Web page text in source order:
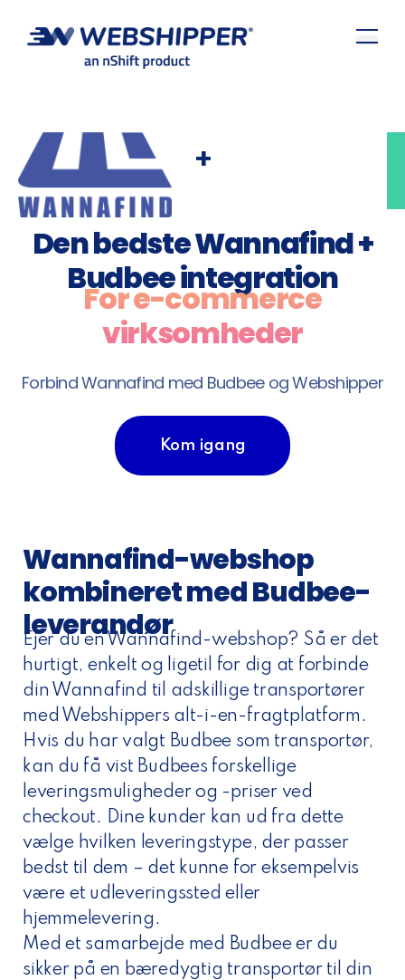
+
Den bedste Wannafind +
Budbee integration
For e-commerce
virksomheder
Forbind Wannafind med Budbee og Webshipper
Kom igang
Wannafind-webshop
kombineret med Budbee-
leverandør
Ejer du en Wannafind-webshop? Så er det
hurtigt, enkelt og ligetil for dig at forbinde
din Wannafind til adskillige transportører
med Webshippers alt-i-en-fragtplatform.
Hvis du har valgt Budbee som transportør,
kan du få vist Budbees forskellige
leveringsmuligheder og -priser ved
checkout. Dine kunder kan ud fra dette
vælge hvilken leveringstype, der passer
bedst til dem – det kunne for eksempelvis
være et udleveringssted eller
hjemmelevering.
Med et samarbejde med Budbee er du
sikker på en bæredygtig transportør til din